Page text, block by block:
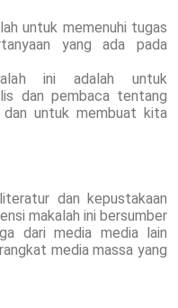
untuk memenuhi tugas
yang ada pada
ini adalah untuk
dan pembaca tentang
dan untuk membuat kita
dan kepustakaan
makalah ini bersumber
dari media media lain
media massa yang